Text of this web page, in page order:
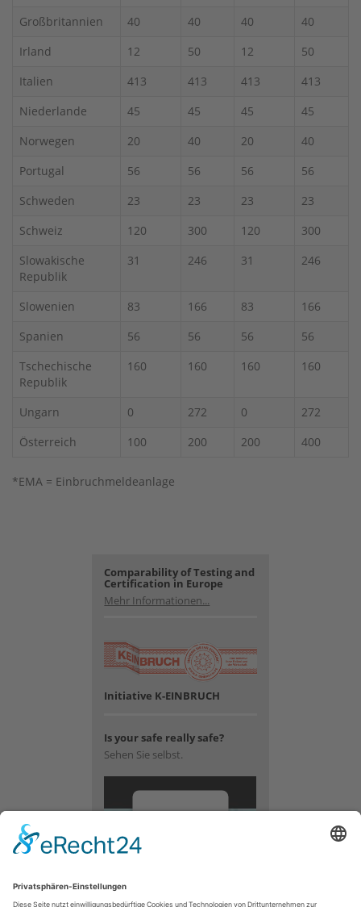
Großbritannien
40 40 40
40
Irland
12 50 12
50
Italien
413 413 413
413
Niederlande
45 45 45
45
Norwegen
20 40 20
40
Portugal
56 56 56
56
Schweden
23 23 23
23
Schweiz
120 300 120
300
Slowakische
Republik
31 246 31 246
Slowenien 83 166 83
166
Spanien
56 56 56
56
Tschechische
Republik
160 160 160 160
Ungarn 0 272 0
272
Österreich
100 200 200 400
*EMA = Einbruchmeldeanlage
Comparability of Testing and
Certification in Europe
Mehr Informationen...
Initiative K-EINBRUCH
Is your safe really safe?
Sehen Sie selbst.